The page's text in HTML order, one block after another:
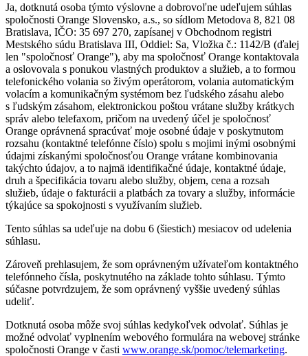
Ja, dotknutá osoba týmto výslovne a dobrovoľne udeľujem súhlas
spoločnosti Orange Slovensko, a.s., so sídlom Metodova 8, 821 08
Bratislava, IČO: 35 697 270, zapísanej v Obchodnom registri
Mestského súdu Bratislava III, Oddiel: Sa, Vložka č.: 1142/B (ďalej
len "spoločnosť Orange"), aby ma spoločnosť Orange kontaktovala
a oslovovala s ponukou vlastných produktov a služieb, a to formou
telefonického volania so živým operátorom, volania automatickým
volacím a komunikačným systémom bez ľudského zásahu alebo
s ľudským zásahom, elektronickou poštou vrátane služby krátkych
správ alebo telefaxom, pričom na uvedený účel je spoločnosť
Orange oprávnená spracúvať moje osobné údaje v poskytnutom
rozsahu (kontaktné telefónne číslo) spolu s mojimi inými osobnými
údajmi získanými spoločnosťou Orange vrátane kombinovania
takýchto údajov, a to najmä identifikačné údaje, kontaktné údaje,
druh a špecifikácia tovaru alebo služby, objem, cena a rozsah
služieb, údaje o fakturácii a platbách za tovary a služby, informácie
týkajúce sa spokojnosti s využívaním služieb.
Tento súhlas sa udeľuje na dobu 6 (šiestich) mesiacov od udelenia
súhlasu.
Zároveň prehlasujem, že som oprávneným užívateľom kontaktného
telefónneho čísla, poskytnutého na základe tohto súhlasu. Týmto
súčasne potvrdzujem, že som oprávnený vyššie uvedený súhlas
udeliť.
Dotknutá osoba môže svoj súhlas kedykoľvek odvolať. Súhlas je
možné odvolať vyplnením webového formulára na webovej stránke
spoločnosti Orange v časti www.orange.sk/pomoc/telemarketing.